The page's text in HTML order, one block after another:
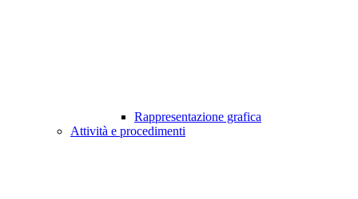
Rappresentazione grafica
Attività e procedimenti